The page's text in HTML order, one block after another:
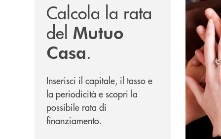
Calcola la rata
del Mutuo
Casa.
Inserisci il capitale, il tasso e
la periodicità e scopri la
possibile rata di
finanziamento.